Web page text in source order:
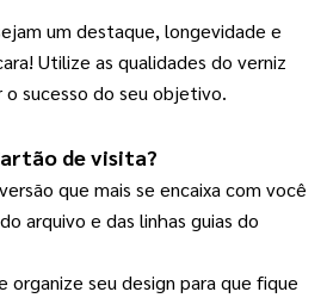
um destaque, longevidade e
Utilize as qualidades do verniz
sucesso do seu objetivo.
de visita?
que mais se encaixa com você
arquivo e das linhas guias do
organize seu design para que fique